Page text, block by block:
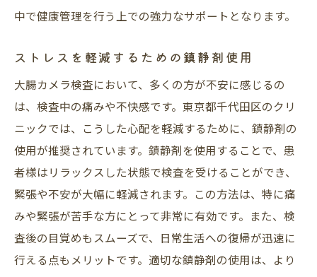
中で健康管理を行う上での強力なサポートとなります。
ストレスを軽減するための鎮静剤使用
大腸カメラ検査において、多くの方が不安に感じるの
は、検査中の痛みや不快感です。東京都千代田区のクリ
ニックでは、こうした心配を軽減するために、鎮静剤の
使用が推奨されています。鎮静剤を使用することで、患
者様はリラックスした状態で検査を受けることができ、
緊張や不安が大幅に軽減されます。この方法は、特に痛
みや緊張が苦手な方にとって非常に有効です。また、検
査後の目覚めもスムーズで、日常生活への復帰が迅速に
行える点もメリットです。適切な鎮静剤の使用は、より